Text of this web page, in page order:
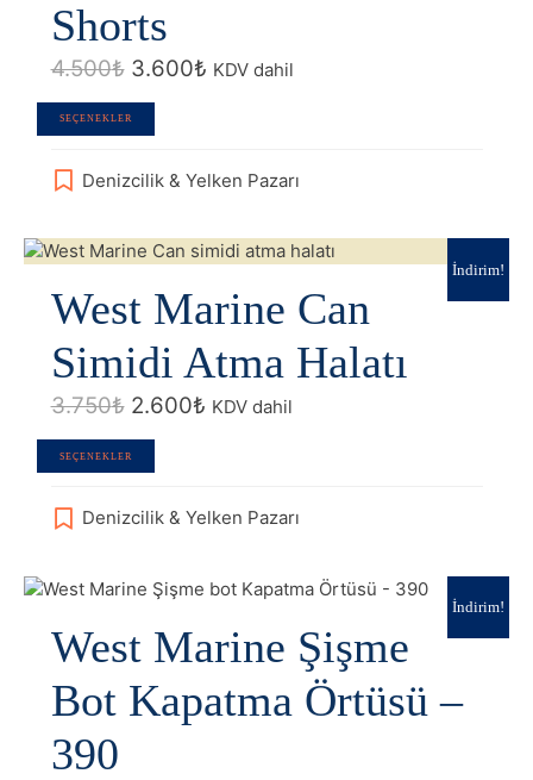
Shorts
4.500₺ Orijinal
4.500₺.
3.600₺Şu
KDV dahil
SEÇENEKLER
ürünün
fazla
var.
Seçenekler
ürün
sayfasından
seçilebilir
Denizcilik & Yelken Pazarı
İndirim!
West Marine Can
Simidi Atma Halatı
3.750₺ Orijinal
3.750₺.
2.600₺Şu
KDV dahil
SEÇENEKLER
ürünün
fazla
var.
ürün
sayfasından
seçilebilir
Denizcilik & Yelken Pazarı
İndirim!
West Marine Şişme
Bot Kapatma Örtüsü –
390